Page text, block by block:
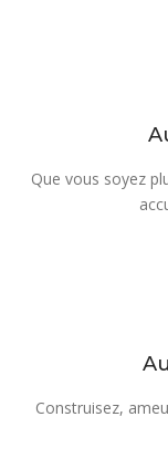
Que vous soyez
Construisez,